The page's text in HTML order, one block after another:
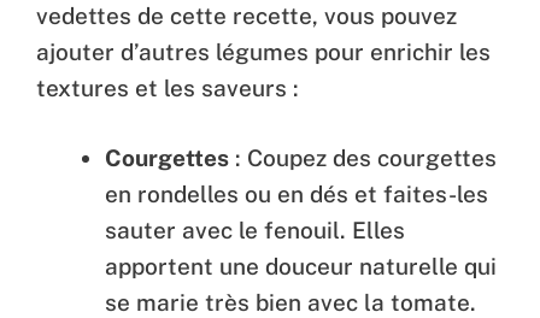
vedettes de cette recette, vous pouvez
ajouter d’autres légumes pour enrichir les
textures et les saveurs :
Courgettes : Coupez des courgettes
en rondelles ou en dés et faites-les
sauter avec le fenouil. Elles
apportent une douceur naturelle qui
se marie très bien avec la tomate.